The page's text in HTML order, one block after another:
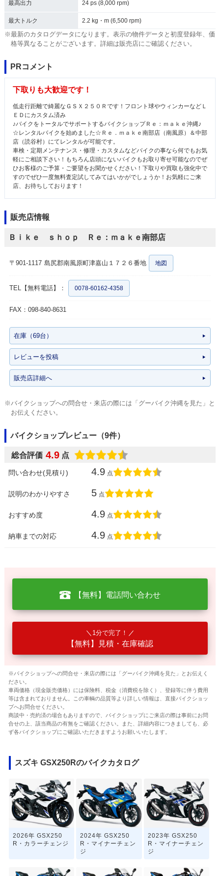
最高出力 24 ps (8,000 rpm)
最大トルク 2.2 kg・m (6,500 rpm)
※最新のカタログデータになります。表示の物件データと初度登録年、価
格等異なることがございます。詳細は販売店にご確認ください。
PRコメント
下取りも大歓迎です！
低走行距離で綺麗なＧＳＸ２５０Ｒです！フロント球やウィンカーなどＬ
ＥＤにカスタム済み
♪バイクをトータルでサポートするバイクショップＲｅ：ｍａｋｅ沖縄♪
☆レンタルバイクを始めました☆Ｒｅ．ｍａｋｅ南部店（南風原）＆中部
店（読谷村）にてレンタルが可能です。
車検・定期メンテナンス・修理・カスタムなどバイクの事なら何でもお気
軽にご相談下さい！もちろん店頭にないバイクもお取り寄せ可能なのでぜ
ひお客様のご予算・ご要望をお聞かせください！下取りや買取も強化中で
すのでぜひ一度無料査定試してみてはいかがでしょうか！お気軽にご来
店、お待ちしております！
販売店情報
Ｂｉｋｅ ｓｈｏｐ Ｒｅ：ｍａｋｅ南部店
〒901-1117 島尻郡南風原町津嘉山１７２６番地 地図
TEL【無料電話】： 0078-60162-4358
FAX：098-840-8631
在庫（69台）
レビューを投稿
販売店詳細へ
※バイクショップへの問合せ・来店の際には「グーバイク沖縄を見た」と
お伝えください。
バイクショップレビュー（9件）
総合評価 4.9 点
問い合わせ(見積り) 4.9 点
説明のわかりやすさ 5 点
おすすめ度 4.9 点
納車までの対応 4.9 点
【無料】電話問い合わせ
1分で完了！
【無料】見積・在庫確認
※バイクショップへの問合せ・来店の際には「グーバイク沖縄を見た」とお伝えく
ださい。
車両価格（現金販売価格）には保険料、税金（消費税を除く）、登録等に伴う費用
等は含まれておりません。この車輌の品質等より詳しい情報は、直接バイクショッ
プへお問合せください。
商談中・売約済の場合もありますので、バイクショップにご来店の際は事前にお問
合せの上、該当商品の有無をご確認ください。また、詳細内容につきましても、必
ず各バイクショップにご確認いただきますようお願いいたします。
スズキ GSX250Rのバイクカタログ
2026年 GSX250
R・カラーチェンジ
2024年 GSX250
R・マイナーチェン
ジ
2023年 GSX250
R・マイナーチェン
ジ